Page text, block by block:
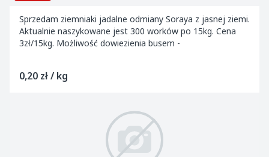
Sprzedam ziemniaki jadalne odmiany Soraya z jasnej ziemi.
Aktualnie naszykowane jest 300 worków po 15kg. Cena
3zł/15kg. Możliwość dowiezienia busem -
0,20 zł / kg